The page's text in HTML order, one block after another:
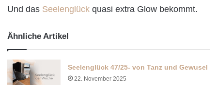
Und das Seelenglück quasi extra Glow bekommt.
Ähnliche Artikel
Seelenglück 47/25- von Tanz und Gewusel
22. November 2025